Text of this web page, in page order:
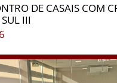
DE CASAIS COM
III